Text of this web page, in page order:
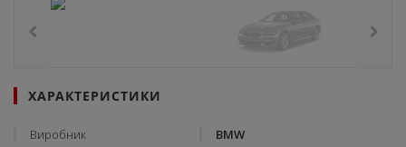
ХАРАКТЕРИСТИКИ
Виробник
BMW